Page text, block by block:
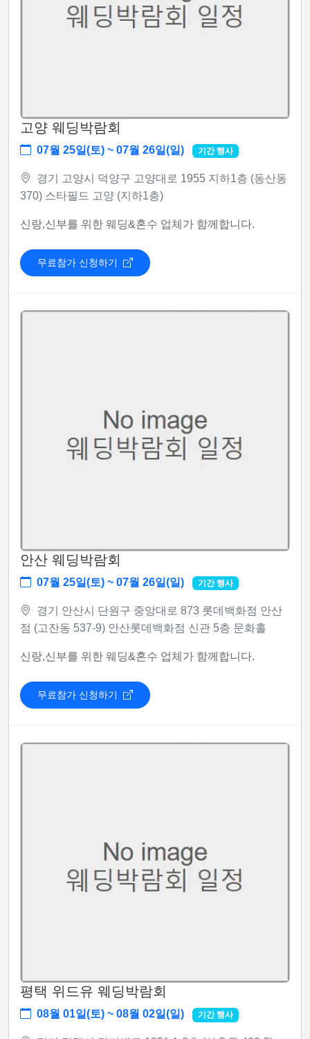
고양 웨딩박람회
07월 25일(토) ~ 07월 26일(일) 기간 행사
경기 고양시 덕양구 고양대로 1955 지하1층 (동산동
370) 스타필드 고양 (지하1층)
신랑,신부를 위한 웨딩&혼수 업체가 함께합니다.
무료참가 신청하기
안산 웨딩박람회
07월 25일(토) ~ 07월 26일(일) 기간 행사
경기 안산시 단원구 중앙대로 873 롯데백화점 안산
점 (고잔동 537-9) 안산롯데백화점 신관 5층 문화홀
신랑,신부를 위한 웨딩&혼수 업체가 함께합니다.
무료참가 신청하기
평택 위드유 웨딩박람회
08월 01일(토) ~ 08월 02일(일) 기간 행사